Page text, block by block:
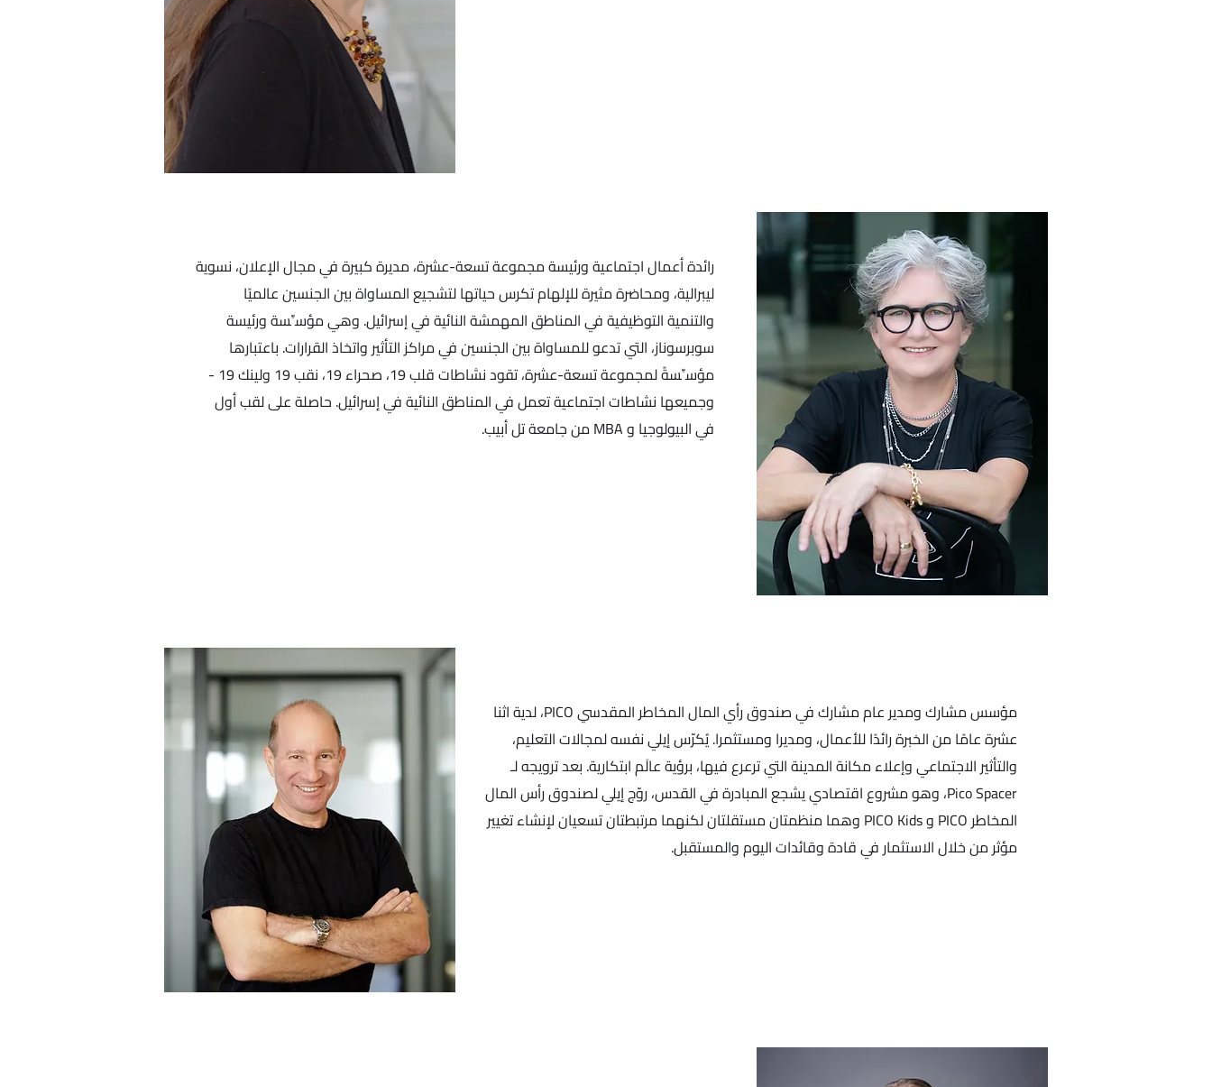
رائدة أعمال اجتماعية ورئيسة مجموعة تسعة-عشرة، مديرة كبيرة في مجال الإعلان، نسوية
ليبرالية، ومحاضرة مثيرة للإلهام تكرس حياتها لتشجيع المساواة بين الجنسين عالميًا
والتنمية التوظيفية في المناطق المهمشة النائية في إسرائيل. وهي مؤسِّسة ورئيسة
سوبرسوناز، التي تدعو للمساواة بين الجنسين في مراكز التأثير واتخاذ القرارات. باعتبارها
مؤسِّسةً لمجموعة تسعة-عشرة، تقود نشاطات قلب 19، صحراء 19، نقب 19 ولينك 19 -
وجميعها نشاطات اجتماعية تعمل في المناطق النائية في إسرائيل. حاصلة على لقب أول
في البيولوجيا و MBA من جامعة تل أبيب.
مؤسس مشارك ومدير عام مشارك في صندوق رأي المال المخاطر المقدسي PICO، لدية اثنا
عشرة عامًا من الخبرة رائدًا للأعمال، ومديرا ومستثمرا. يُكرّس إيلي نفسه لمجالات التعليم،
والتأثير الاجتماعي وإعلاء مكانة المدينة التي ترعرع فيها، برؤية عالَم ابتكارية. بعد ترويجه لـ
Pico Spacer، وهو مشروع اقتصادي يشجع المبادرة في القدس، روّج إيلي لصندوق رأس المال
المخاطر PICO و PICO Kids وهما منظمتان مستقلتان لكنهما مرتبطتان تسعيان لإنشاء تغيير
مؤثر من خلال الاستثمار في قادة وقائدات اليوم والمستقبل.